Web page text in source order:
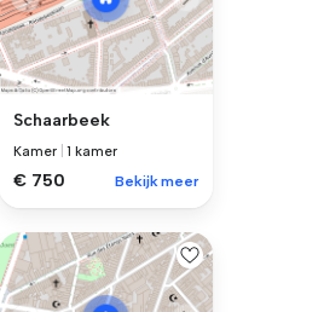
Schaarbeek
Kamer |1 kamer
€ 750 Bekijk meer